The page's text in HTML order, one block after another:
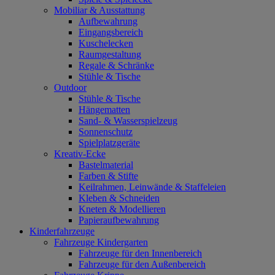
Mobiliar & Ausstattung
Aufbewahrung
Eingangsbereich
Kuschelecken
Raumgestaltung
Regale & Schränke
Stühle & Tische
Outdoor
Stühle & Tische
Hängematten
Sand- & Wasserspielzeug
Sonnenschutz
Spielplatzgeräte
Kreativ-Ecke
Bastelmaterial
Farben & Stifte
Keilrahmen, Leinwände & Staffeleien
Kleben & Schneiden
Kneten & Modellieren
Papieraufbewahrung
Kinderfahrzeuge
Fahrzeuge Kindergarten
Fahrzeuge für den Innenbereich
Fahrzeuge für den Außenbereich